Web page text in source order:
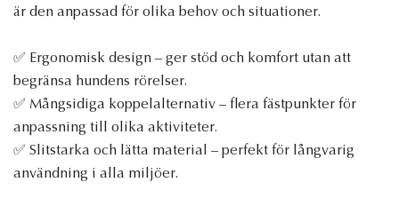
är den anpassad för olika behov och situationer.
✅ Ergonomisk design – ger stöd och komfort utan att
begränsa hundens rörelser.
✅ Mångsidiga koppelalternativ – flera fästpunkter för
anpassning till olika aktiviteter.
✅ Slitstarka och lätta material – perfekt för långvarig
användning i alla miljöer.